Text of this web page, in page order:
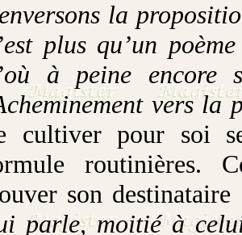
la
plus qu’un
à peine encore
vers la
cultiver pour soi
routinières.
son
parle, moitié à